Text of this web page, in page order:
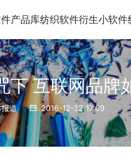
产品库纺织软件衍生小软件
下 互联网品牌
道 2016-12-22 17:09